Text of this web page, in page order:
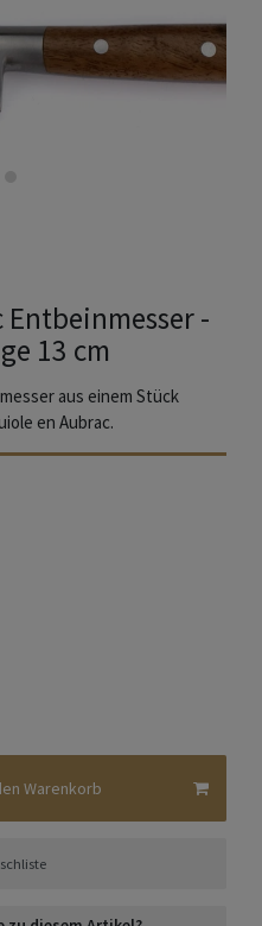
-
13 cm
aus einem Stück
en Aubrac.
Warenkorb